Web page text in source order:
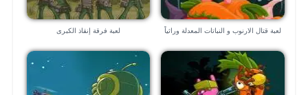
لعبة قتال الارنوب و النباتات المعدلة وراثياً لعبة فرقة إنقاذ الكبرى